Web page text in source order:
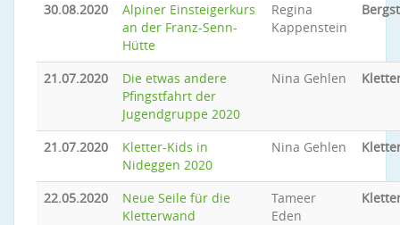
30.08.2020
Alpiner Einsteigerkurs
an der Franz-Senn-
Hütte
Regina
Kappenstein
21.07.2020
Die etwas andere
Pfingstfahrt der
Jugendgruppe 2020
Nina Gehlen
21.07.2020
Kletter-Kids in
Nideggen 2020
Nina Gehlen
22.05.2020
Neue Seile für die
Kletterwand
Tameer
Eden